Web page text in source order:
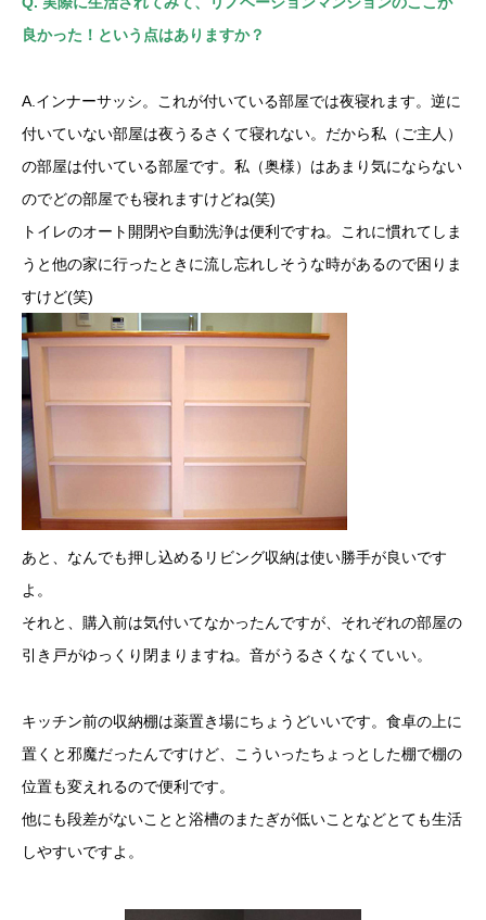
良かった！という点はありますか？
A.インナーサッシ。これが付いている部屋では夜寝れます。逆に
付いていない部屋は夜うるさくて寝れない。だから私（ご主人）
の部屋は付いている部屋です。私（奥様）はあまり気にならない
のでどの部屋でも寝れますけどね(笑)
トイレのオート開閉や自動洗浄は便利ですね。これに慣れてしま
うと他の家に行ったときに流し忘れしそうな時があるので困りま
すけど(笑)
あと、なんでも押し込めるリビング収納は使い勝手が良いです
よ。
それと、購入前は気付いてなかったんですが、それぞれの部屋の
引き戸がゆっくり閉まりますね。音がうるさくなくていい。
キッチン前の収納棚は薬置き場にちょうどいいです。食卓の上に
置くと邪魔だったんですけど、こういったちょっとした棚で棚の
位置も変えれるので便利です。
他にも段差がないことと浴槽のまたぎが低いことなどとても生活
しやすいですよ。